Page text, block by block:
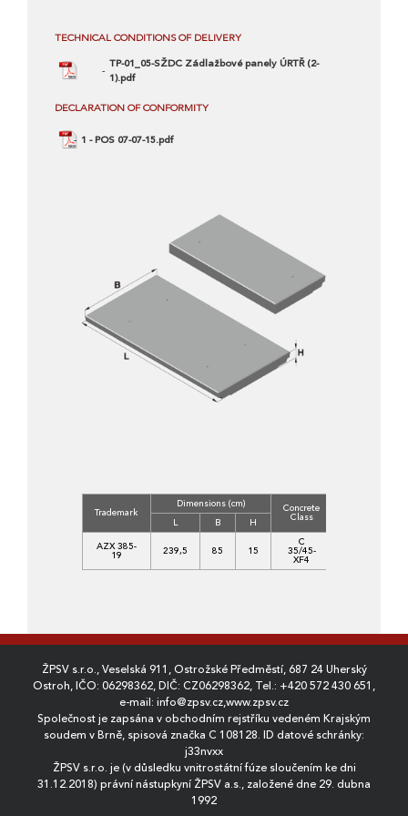
TECHNICAL CONDITIONS OF DELIVERY
TP-01_05-SŽDC Zádlažbové panely ÚRTŘ (2-
1).pdf
DECLARATION OF CONFORMITY
1 - POS 07-07-15.pdf
Trademark
Dimensions (cm) Concrete
Class
L B
H
AZX 385-
19 239,5 85 15
C
35/45-
XF4
ŽPSV s.r.o., Veselská 911, Ostrožské Předměstí, 687 24 Uherský
Ostroh, IČO: 06298362, DIČ: CZ06298362, Tel.: +420 572 430 651 ,
e-mail: info@zpsv.cz,www.zpsv.cz
Společnost je zapsána v obchodním rejstříku vedeném Krajským
soudem v Brně, spisová značka C 108128. ID datové schránky:
j33nvxx
ŽPSV s.r.o. je (v důsledku vnitrostátní fúze sloučením ke dni
31.12.2018) právní nástupkyní ŽPSV a.s., založené dne 29. dubna
1992